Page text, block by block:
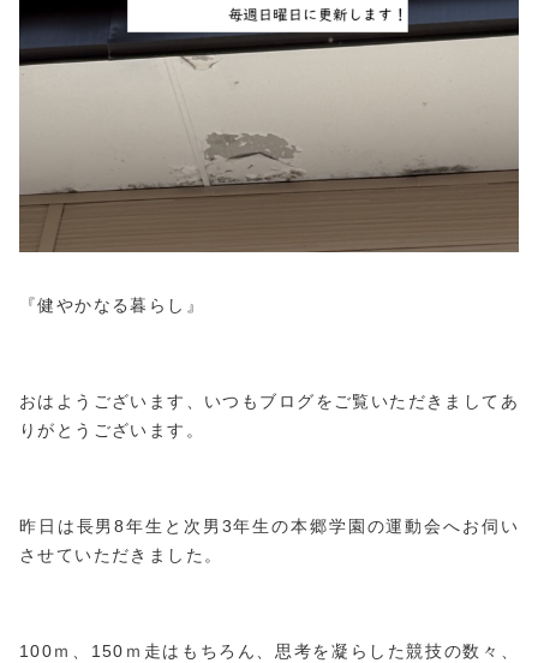
『健やかなる暮らし』
おはようございます、いつもブログをご覧いただきましてあ
りがとうございます。
昨日は長男8年生と次男3年生の本郷学園の運動会へお伺い
させていただきました。
100ｍ、150ｍ走はもちろん、思考を凝らした競技の数々、